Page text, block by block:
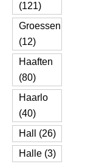
(121)
Groessen
(12)
Haaften
(80)
Haarlo
(40)
Hall (26)
Halle (3)